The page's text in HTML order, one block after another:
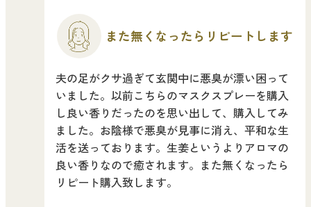
マスク用
マスクフレッシュ
花粉対策
アンチ花粉
キッチン用
forキッチン
また無くなったら リピートします
夫の足がクサ過ぎて玄関中に悪臭が漂い困って
いました。以前こちらのマスクスプレーを購入
し良い香りだったのを思い出して、購入してみ
ました。お陰様で悪臭が見事に消え、平和な生
活を送っております。生姜というよりアロマの
良い香りなので癒されます。また無くなったら
リピート購入致します。